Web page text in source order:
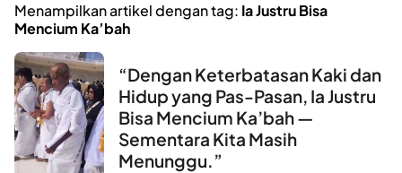
Menampilkan artikel dengan tag: Ia Justru Bisa
Mencium Ka’bah
“Dengan Keterbatasan Kaki dan
Hidup yang Pas-Pasan, Ia Justru
Bisa Mencium Ka’bah —
Sementara Kita Masih
Menunggu.”